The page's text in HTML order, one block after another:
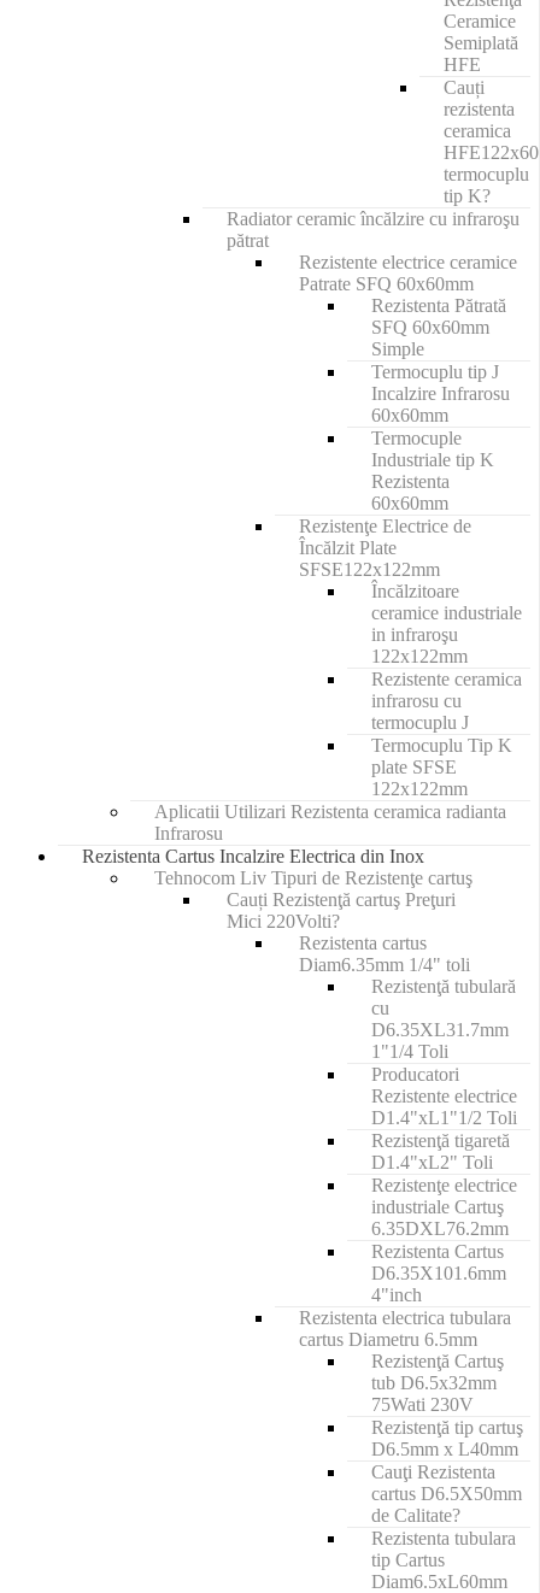
Ceramice
Semiplată
HFE
Cauți
rezistenta
ceramica
termocuplu
tip K?
Radiator ceramic încălzire cu infraroşu
pătrat
Rezistente electrice ceramice
Patrate SFQ 60x60mm
Rezistenta Pătrată
SFQ 60x60mm
Simple
Termocuplu tip J
Incalzire Infrarosu
60x60mm
Termocuple
Industriale tip K
Rezistenta
60x60mm
Rezistenţe Electrice de
Încălzit Plate
SFSE122x122mm
Încălzitoare
ceramice industriale
in infraroşu
122x122mm
Rezistente ceramica
infrarosu cu
termocuplu J
Termocuplu Tip K
plate SFSE
122x122mm
Aplicatii Utilizari Rezistenta ceramica radianta
Infrarosu
Rezistenta Cartus Incalzire Electrica din Inox
Tehnocom Liv Tipuri de Rezistenţe cartuş
Cauți Rezistenţă cartuş Preţuri
Mici 220Volti?
Rezistenta cartus
Diam6.35mm 1/4" toli
Rezistenţă tubulară
cu
D6.35XL31.7mm
1"1/4 Toli
Producatori
Rezistente electrice
D1.4"xL1"1/2 Toli
Rezistenţă tigaretă
D1.4"xL2" Toli
Rezistenţe electrice
industriale Cartuş
6.35DXL76.2mm
Rezistenta Cartus
D6.35X101.6mm
4"inch
Rezistenta electrica tubulara
cartus Diametru 6.5mm
Rezistenţă Cartuş
tub D6.5x32mm
75Wati 230V
Rezistenţă tip cartuş
D6.5mm x L40mm
Cauţi Rezistenta
cartus D6.5X50mm
de Calitate?
Rezistenta tubulara
tip Cartus
Diam6.5xL60mm